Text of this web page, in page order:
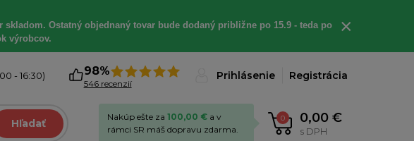
Ostatný objednaný tovar bude dodaný približne po 15.9 - teda po
výrobcov.
×
- 16:30) 98%
546 recenzií
Prihlásenie Registrácia
Hľadať 0 0,00 €
s DPH
Nakúp ešte za 100,00 € a v
rámci SR máš dopravu zdarma.